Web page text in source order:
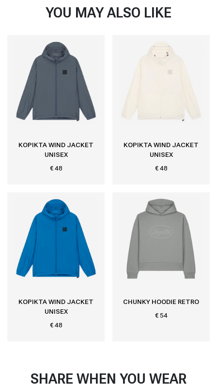
YOU MAY ALSO LIKE
KOPIKTA WIND JACKET
UNISEX
€ 48
KOPIKTA WIND JACKET
UNISEX
€ 48
KOPIKTA WIND JACKET
UNISEX
€ 48
CHUNKY HOODIE RETRO
€ 54
SHARE WHEN YOU WEAR